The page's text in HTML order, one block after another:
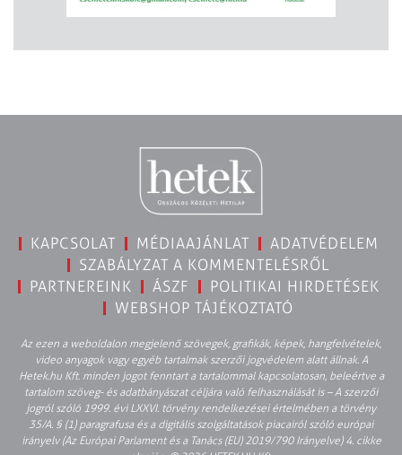
KAPCSOLAT MÉDIAAJÁNLAT
ADATVÉDELEM
SZABÁLYZAT A KOMMENTELÉSRŐL
PARTNEREINK
ÁSZF
POLITIKAI HIRDETÉSEK
WEBSHOP TÁJÉKOZTATÓ
Az ezen a weboldalon megjelenő szövegek, grafikák, képek, hangfelvételek,
video anyagok vagy egyéb tartalmak szerzői jogvédelem alatt állnak. A
Hetek.hu Kft. minden jogot fenntart a tartalommal kapcsolatosan, beleértve a
tartalom szöveg- és adatbányászat céljára való felhasználását is – A szerzői
jogról szóló 1999. évi LXXVI. törvény rendelkezései értelmében a törvény
35/A. § (1) paragrafusa és a digitális szolgáltatások piacairól szóló európai
irányelv (Az Európai Parlament és a Tanács (EU) 2019/790 Irányelve) 4. cikke